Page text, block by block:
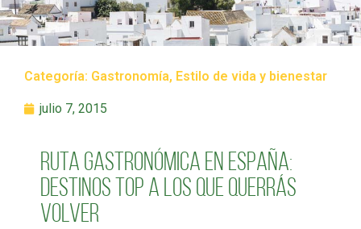
Categoría: Gastronomía, Estilo de vida y bienestar
julio 7, 2015
Ruta gastronómica en España:
Destinos TOP a los que querrás
volver